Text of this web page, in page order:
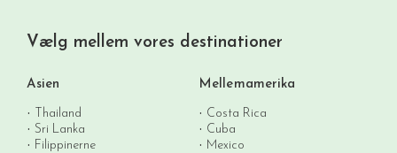
Vælg mellem vores destinationer
Asien
Thailand
Sri Lanka
Filippinerne
Mellemamerika
Costa Rica
Cuba
Mexico